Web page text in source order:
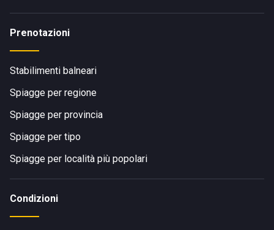
Prenotazioni
Stabilimenti balneari
Spiagge per regione
Spiagge per provincia
Spiagge per tipo
Spiagge per località più popolari
Condizioni